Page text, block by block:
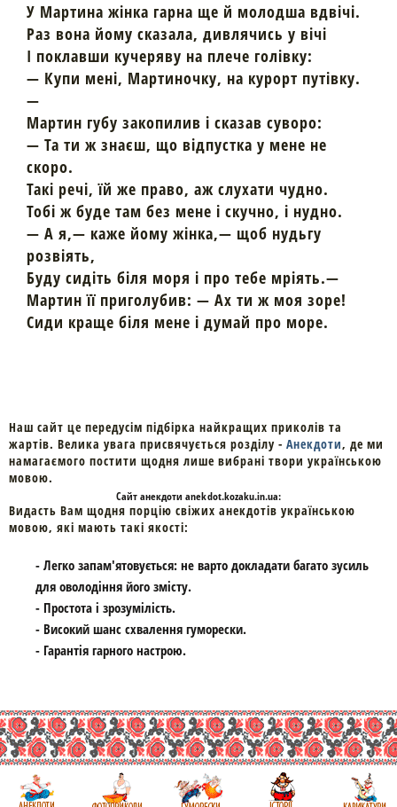
У Мартина жінка гарна ще й молодша вдвічі.
Раз вона йому сказала, дивлячись у вічі
І поклавши кучеряву на плече голівку:
— Купи мені, Мартиночку, на курорт путівку.
—
Мартин губу закопилив і сказав суворо:
— Та ти ж знаєш, що відпустка у мене не
скоро.
Такі речі, їй же право, аж слухати чудно.
Тобі ж буде там без мене і скучно, і нудно.
— А я,— каже йому жінка,— щоб нудьгу
розвіять,
Буду сидіть біля моря і про тебе мріять.—
Мартин її приголубив: — Ах ти ж моя зоре!
Сиди краще біля мене і думай про море.
Наш сайт це передусім підбірка найкращих приколів та
жартів. Велика увага присвячується розділу - Анекдоти, де ми
намагаємого постити щодня лише вибрані твори українською
мовою.
Cайтанекдоти anekdot.kozaku.in.ua:
Видасть Вам щодня порцію свіжих анекдотів українською
мовою, які мають такі якості:
- Легко запам'ятовується: не варто докладати багато зусиль
для оволодіння його змісту.
- Простота і зрозумілість.
- Високий шанс схвалення гуморески.
- Гарантія гарного настрою.